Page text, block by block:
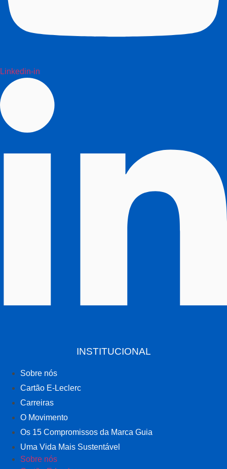
Linkedin-in
INSTITUCIONAL
Sobre nós
Cartão E-Leclerc
Carreiras
O Movimento
Os 15 Compromissos da Marca Guia
Uma Vida Mais Sustentável
Sobre nós